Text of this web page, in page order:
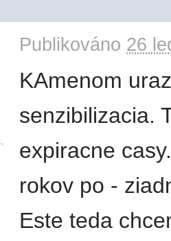
Publikováno 26
KAmenom
senzibilizacia.
expiracne
rokov po -
Este teda